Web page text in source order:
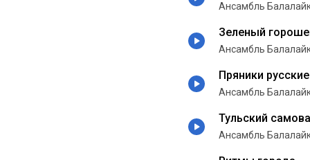
Ансамбль
Зеленый
Ансамбль
Пряники русские
Ансамбль
Тульский
Ансамбль